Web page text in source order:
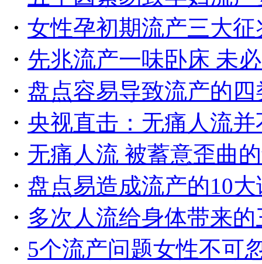
・ 女性孕初期流产三大
・ 先兆流产一味卧床 未
・ 盘点容易导致流产的四
・ 央视直击：无痛人流
・ 无痛人流 被蓄意歪曲
・ 盘点易造成流产的10
・ 多次人流给身体带来
・ 5个流产问题女性不可